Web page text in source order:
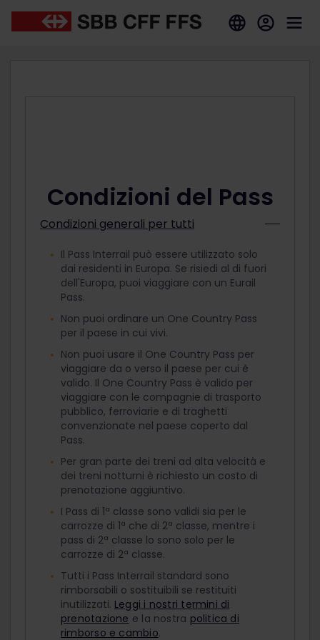
Condizioni del Pass
Condizioni generali per tutti
Il Pass Interrail può essere utilizzato solo
dai residenti in Europa. Se risiedi al di fuori
dell'Europa, puoi viaggiare con un Eurail
Pass.
Non puoi ordinare un One Country Pass
per il paese in cui vivi.
Non puoi usare il One Country Pass per
viaggiare da o verso il paese per cui è
valido. Il One Country Pass è valido per
viaggiare con le compagnie di trasporto
pubblico, ferroviarie e di traghetti
convenzionate nel paese coperto dal
Pass.
Per gran parte dei treni ad alta velocità e
dei treni notturni è richiesto un costo di
prenotazione aggiuntivo.
I Pass di 1ª classe sono validi sia per le
carrozze di 1ª che di 2ª classe, mentre i
pass di 2ª classe lo sono solo per le
carrozze di 2ª classe.
Tutti i Pass Interrail standard sono
rimborsabili o sostituibili se restituiti
inutilizzati. Leggi i nostri termini di
prenotazione e la nostra politica di
rimborso e cambio.